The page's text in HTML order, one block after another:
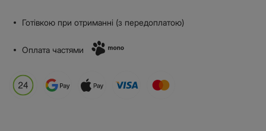
Готівкою при отриманні (з передоплатою)
Оплата частями